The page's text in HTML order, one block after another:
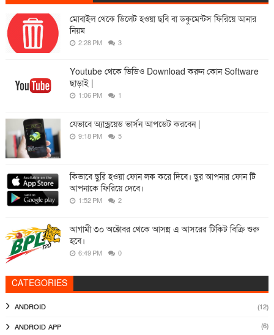
মোবাইল থেকে ডিলেট হওয়া ছবি বা ডকুমেন্টস ফিরিয়ে আনার
নিয়ম
2:28 PM 3
Youtube থেকে ভিডিও Download করুন কোন Software
ছাড়াই |
1:06 PM 1
যেভাবে অ্যান্ড্রয়েড ভার্সন আপডেট করবেন |
9:18 PM 5
কিভাবে ছুরি হওয়া ফোন লক করে দিবে। ছুর আপনার ফোন টি
আপনাকে ফিরিয়ে দেবে।
1:52 PM 2
আগামী ৩০ অক্টোবর থেকে আসন্ন এ আসরের টিকিট বিক্রি শুরু
হবে।
6:49 PM 0
CATEGORIES
ANDROID (12)
ANDROID APP (6)